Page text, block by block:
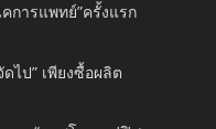
การแพทย์”ครั้งแรก
ไป” เพียงซื้อผลิต